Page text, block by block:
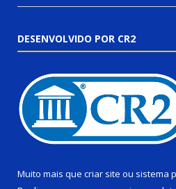
DESENVOLVIDO POR CR2
Muito mais que criar site ou sistema